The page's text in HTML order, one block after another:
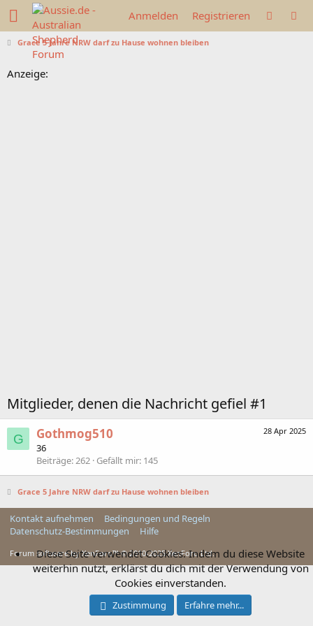
Anmelden Registrieren
Grace 5 Jahre NRW darf zu Hause wohnen bleiben
Anzeige:
Mitglieder, denen die Nachricht gefiel #1
G
28 Apr 2025
Gothmog510
36
Beiträge 262 Gefällt mir 145
Grace 5 Jahre NRW darf zu Hause wohnen bleiben
Kontakt aufnehmen
Bedingungen und Regeln
Datenschutz-Bestimmungen
Hilfe
Forum software by XenForo™ © 2010-2025 XenForo Ltd.
Diese Seite verwendet Cookies. Indem du diese Website
weiterhin nutzt, erklärst du dich mit der Verwendung von
Cookies einverstanden.
Zustimmung Erfahre mehr...